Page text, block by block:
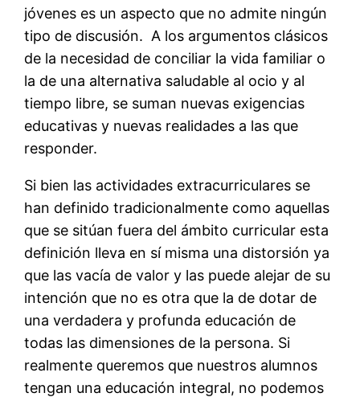
jóvenes es un aspecto que no admite ningún
tipo de discusión. A los argumentos clásicos
de la necesidad de conciliar la vida familiar o
la de una alternativa saludable al ocio y al
tiempo libre, se suman nuevas exigencias
educativas y nuevas realidades a las que
responder.
Si bien las actividades extracurriculares se
han definido tradicionalmente como aquellas
que se sitúan fuera del ámbito curricular esta
definición lleva en sí misma una distorsión ya
que las vacía de valor y las puede alejar de su
intención que no es otra que la de dotar de
una verdadera y profunda educación de
todas las dimensiones de la persona. Si
realmente queremos que nuestros alumnos
tengan una educación integral, no podemos